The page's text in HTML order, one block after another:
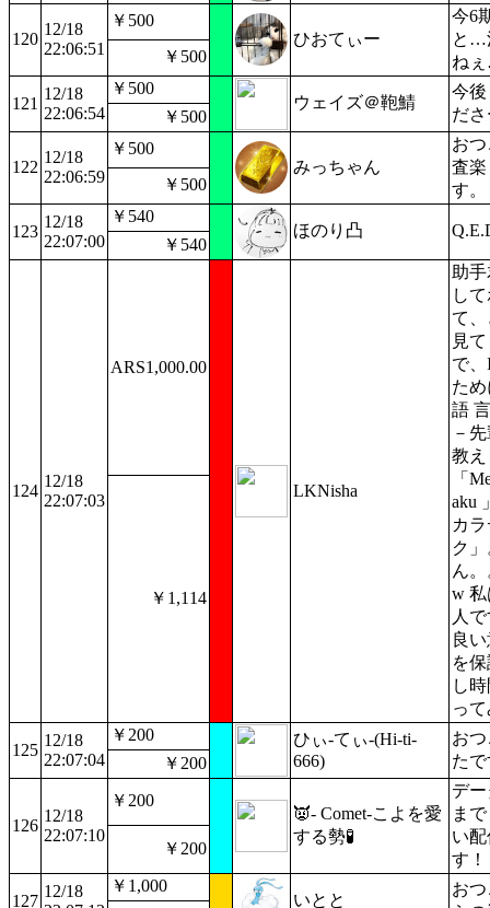
120
12/18
22:06:51
￥500
ひおてぃー
今6
と…
ね
￥500
121
12/18
22:06:54
￥500
ウェイズ＠鞄鯖
今
だ
￥500
122
12/18
22:06:59
￥500
みっちゃん
お
査
す。
￥500
123
12/18
22:07:00
￥540
ほのり凸
￥540
124
12/18
22:07:03
ARS1,000.00
LKNisha
助
し
て
見
で
た
語
－
教え
「
aku
カ
ク
ん
w
人
良
を
し
っ
￥1,114
125
12/18
22:07:04
￥200
ひぃ-てぃ-(Hi-ti-
666)
お
た
￥200
126
12/18
22:07:10
￥200
👿- Comet-こよを愛
する勢🧪
デ
ま
い
す！
￥200
127
12/18
￥1,000
いとと
お